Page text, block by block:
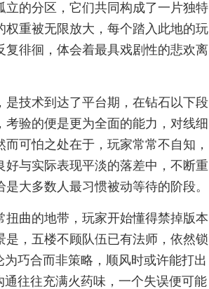
的分区，它们共同构成了一片独特
重被无限放大，每个踏入此地的玩
徘徊，体会着最具戏剧性的悲欢离
技术到达了平台期，在钻石以下段
验的便是更为全面的能力，对线细
可怕之处在于，玩家常常不自知，
与实际表现平淡的落差中，不断重
大多数人最习惯被动等待的阶段。
曲的地带，玩家开始懂得禁掉版本
，五楼不顾队伍已有法师，依然锁
巧合而非策略，顺风时或许能打出
往往充满火药味，一个失误便可能